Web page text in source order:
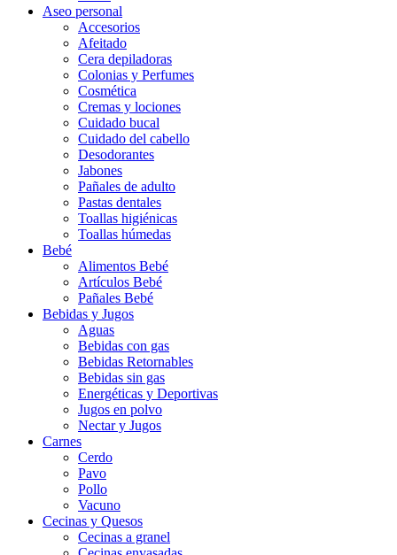
Aseo personal
Accesorios
Afeitado
Cera depiladoras
Colonias y Perfumes
Cosmética
Cremas y lociones
Cuidado bucal
Cuidado del cabello
Desodorantes
Jabones
Pañales de adulto
Pastas dentales
Toallas higiénicas
Toallas húmedas
Bebé
Alimentos Bebé
Artículos Bebé
Pañales Bebé
Bebidas y Jugos
Aguas
Bebidas con gas
Bebidas Retornables
Bebidas sin gas
Energéticas y Deportivas
Jugos en polvo
Nectar y Jugos
Carnes
Cerdo
Pavo
Pollo
Vacuno
Cecinas y Quesos
Cecinas a granel